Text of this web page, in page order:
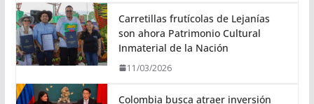
Carretillas frutícolas de Lejanías
son ahora Patrimonio Cultural
Inmaterial de la Nación
11/03/2026
Colombia busca atraer inversión